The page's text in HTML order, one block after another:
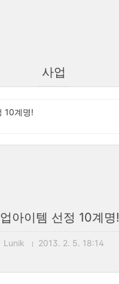
사업
10계명!
아이템 선정 10계명!
Lunik 2013. 2. 5. 18:14